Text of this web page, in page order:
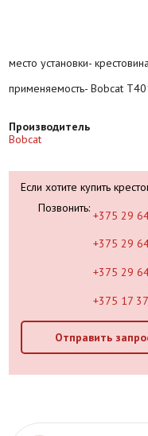
место установки-
применяемость- Bobcat
Производитель
Bobcat
Если хотите купить
Позвонить:
+375 29
+375 29
+375 29
+375 17
Отправить